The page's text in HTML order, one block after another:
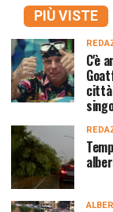
PIÙ VISTE
C'è
città